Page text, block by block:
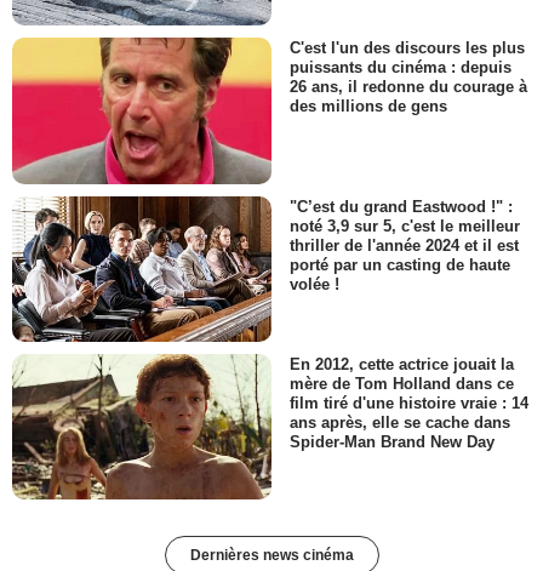
C'est l'un des discours les plus
puissants du cinéma : depuis
26 ans, il redonne du courage à
des millions de gens
"C’est du grand Eastwood !" :
noté 3,9 sur 5, c'est le meilleur
thriller de l'année 2024 et il est
porté par un casting de haute
volée !
En 2012, cette actrice jouait la
mère de Tom Holland dans ce
film tiré d'une histoire vraie : 14
ans après, elle se cache dans
Spider-Man Brand New Day
Dernières news cinéma